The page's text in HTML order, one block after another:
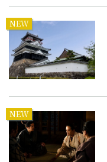
NEW
NEW